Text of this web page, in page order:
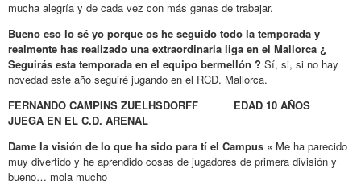
mucha alegría y de cada vez con más ganas de trabajar.
Bueno eso lo sé yo porque os he seguido todo la temporada y
realmente has realizado una extraordinaria liga en el Mallorca ¿
Seguirás esta temporada en el equipo bermellón ? Sí, si, si no hay
novedad este año seguiré jugando en el RCD. Mallorca.
FERNANDO CAMPINS ZUELHSDORFF EDAD 10 AÑOS
JUEGA EN EL C.D. ARENAL
Dame la visión de lo que ha sido para tí el Campus « Me ha parecido
muy divertido y he aprendido cosas de jugadores de primera división y
bueno… mola mucho